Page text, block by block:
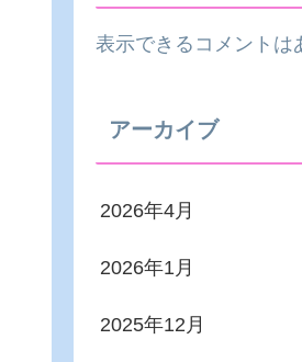
表示できるコメントは
アーカイブ
2026年4月
2026年1月
2025年12月